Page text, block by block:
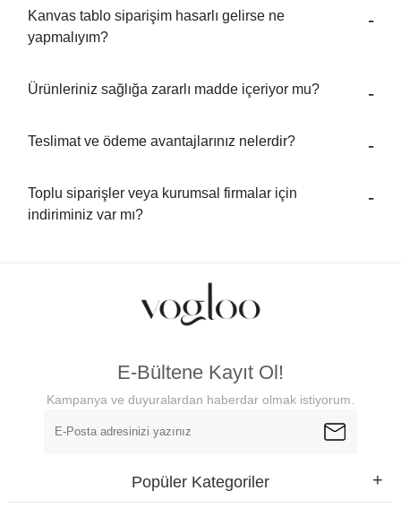
Kanvas tablo siparişim hasarlı gelirse ne
yapmalıyım?
Ürünleriniz sağlığa zararlı madde içeriyor mu?
Teslimat ve ödeme avantajlarınız nelerdir?
Toplu siparişler veya kurumsal firmalar için
indiriminiz var mı?
E-Bültene Kayıt Ol!
Kampanya ve duyuralardan haberdar olmak istiyorum.
Popüler Kategoriler